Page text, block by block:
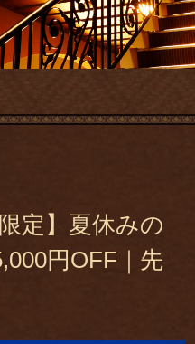
定】夏休みの
円OFF｜先